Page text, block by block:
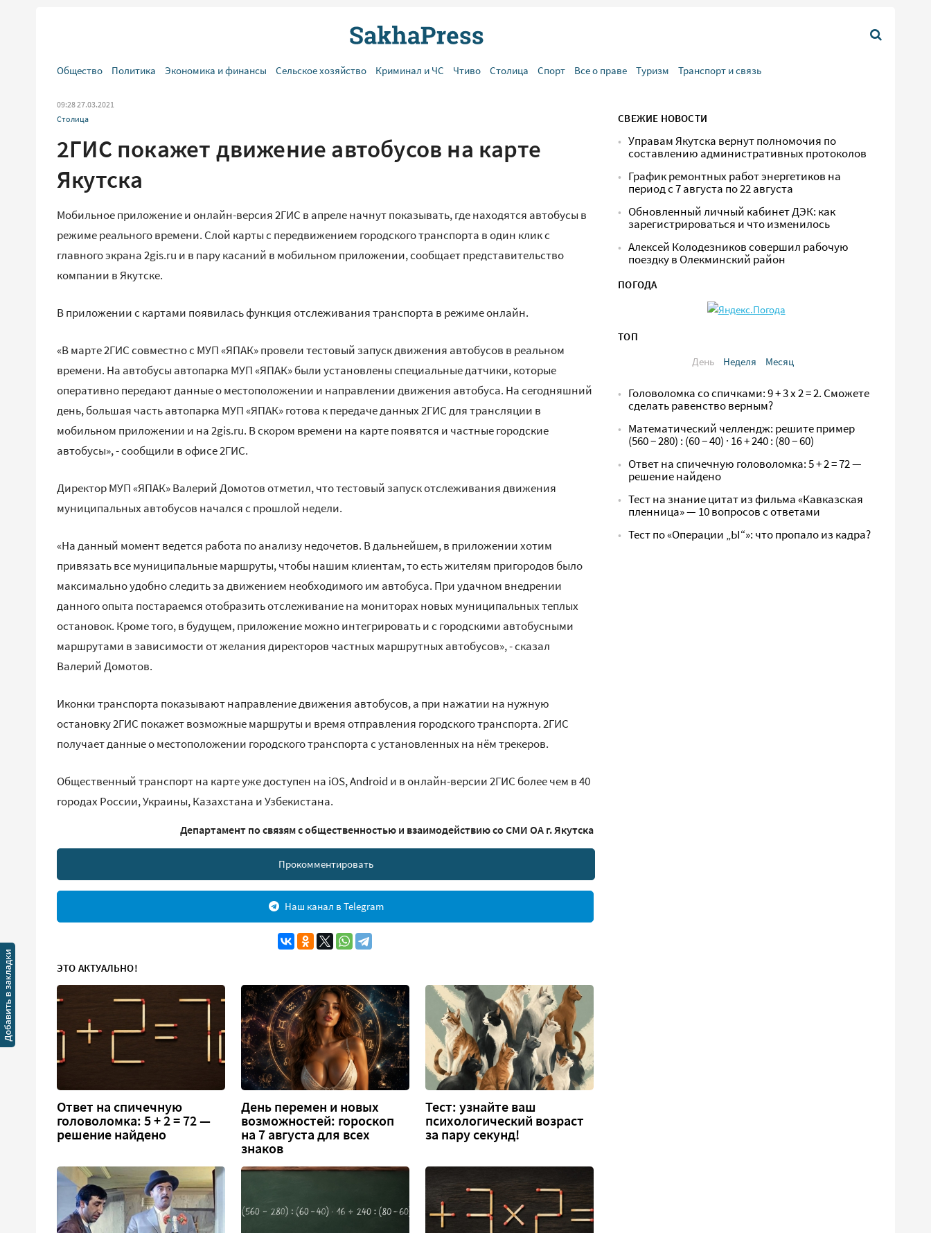
Общество Политика Экономика и финансы Сельское хозяйство Криминал и ЧС Чтиво Столица Спорт Все о праве Туризм Транспорт и связь
09:28 27.03.2021
Столица
2ГИС покажет движение автобусов на карте
Якутска
Мобильное приложение и онлайн-версия 2ГИС в апреле начнут показывать, где находятся автобусы в
режиме реального времени. Слой карты с передвижением городского транспорта в один клик с
главного экрана 2gis.ru и в пару касаний в мобильном приложении, сообщает представительство
компании в Якутске.
В приложении с картами появилась функция отслеживания транспорта в режиме онлайн.
«В марте 2ГИС совместно с МУП «ЯПАК» провели тестовый запуск движения автобусов в реальном
времени. На автобусы автопарка МУП «ЯПАК» были установлены специальные датчики, которые
оперативно передают данные о местоположении и направлении движения автобуса. На сегодняшний
день, большая часть автопарка МУП «ЯПАК» готова к передаче данных 2ГИС для трансляции в
мобильном приложении и на 2gis.ru. В скором времени на карте появятся и частные городские
автобусы», - сообщили в офисе 2ГИС.
Директор МУП «ЯПАК» Валерий Домотов отметил, что тестовый запуск отслеживания движения
муниципальных автобусов начался с прошлой недели.
«На данный момент ведется работа по анализу недочетов. В дальнейшем, в приложении хотим
привязать все муниципальные маршруты, чтобы нашим клиентам, то есть жителям пригородов было
максимально удобно следить за движением необходимого им автобуса. При удачном внедрении
данного опыта постараемся отобразить отслеживание на мониторах новых муниципальных теплых
остановок. Кроме того, в будущем, приложение можно интегрировать и с городскими автобусными
маршрутами в зависимости от желания директоров частных маршрутных автобусов», - сказал
Валерий Домотов.
Иконки транспорта показывают направление движения автобусов, а при нажатии на нужную
остановку 2ГИС покажет возможные маршруты и время отправления городского транспорта. 2ГИС
получает данные о местоположении городского транспорта с установленных на нём трекеров.
Общественный транспорт на карте уже доступен на iOS, Android и в онлайн-версии 2ГИС более чем в 40
городах России, Украины, Казахстана и Узбекистана.
Департамент по связям с общественностью и взаимодействию со СМИ ОА г. Якутска
Прокомментировать
Наш канал в Telegram
ЭТО АКТУАЛЬНО!
Ответ на спичечную
головоломка: 5 + 2 = 72 —
решение найдено
День перемен и новых
возможностей: гороскоп
на 7 августа для всех
знаков
Тест: узнайте ваш
психологический возраст
за пару секунд!
СВЕЖИЕ НОВОСТИ
Управам Якутска вернут полномочия по
составлению административных протоколов
График ремонтных работ энергетиков на
период с 7 августа по 22 августа
Обновленный личный кабинет ДЭК: как
зарегистрироваться и что изменилось
Алексей Колодезников совершил рабочую
поездку в Олекминский район
ПОГОДА
ТОП
День
Неделя Месяц
Головоломка со спичками: 9 + 3 х 2 = 2. Сможете
сделать равенство верным?
Математический челлендж: решите пример
(560 − 280) : (60 − 40) · 16 + 240 : (80 − 60)
Ответ на спичечную головоломка: 5 + 2 = 72 —
решение найдено
Тест на знание цитат из фильма «Кавказская
пленница» — 10 вопросов с ответами
Тест по «Операции „Ы“»: что пропало из кадра?